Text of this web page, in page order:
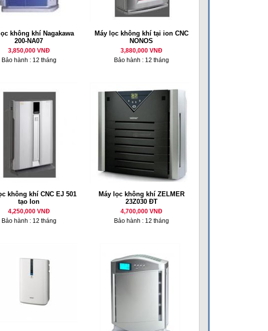
không khí Nagakawa
200-NA07
3,850,000 VNĐ
Bảo hành : 12 tháng
Máy lọc không khí tại ion CNC
NONOS
3,880,000 VNĐ
Bảo hành : 12 tháng
không khí CNC EJ 501
tạo Ion
4,250,000 VNĐ
Bảo hành : 12 tháng
Máy lọc không khí ZELMER
23Z030 ĐT
4,700,000 VNĐ
Bảo hành : 12 tháng